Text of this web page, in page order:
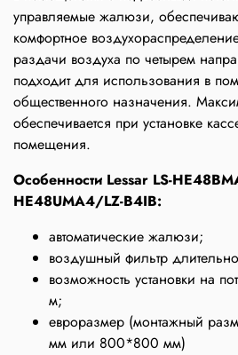
управляемые жалюзи,
комфортное
раздачи воздуха по четырем
подходит для использования в
общественного назначения.
обеспечивается при установке
помещения.
Особенности Lessar LS-
HE48UMA4/LZ-B4IB:
автоматические жалюзи;
воздушный фильтр
возможность установки на
м;
евроразмер (монтажный
мм или 800*800 мм)